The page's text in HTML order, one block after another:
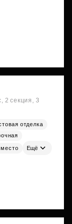
2 секция, 3
отделка
Ещё